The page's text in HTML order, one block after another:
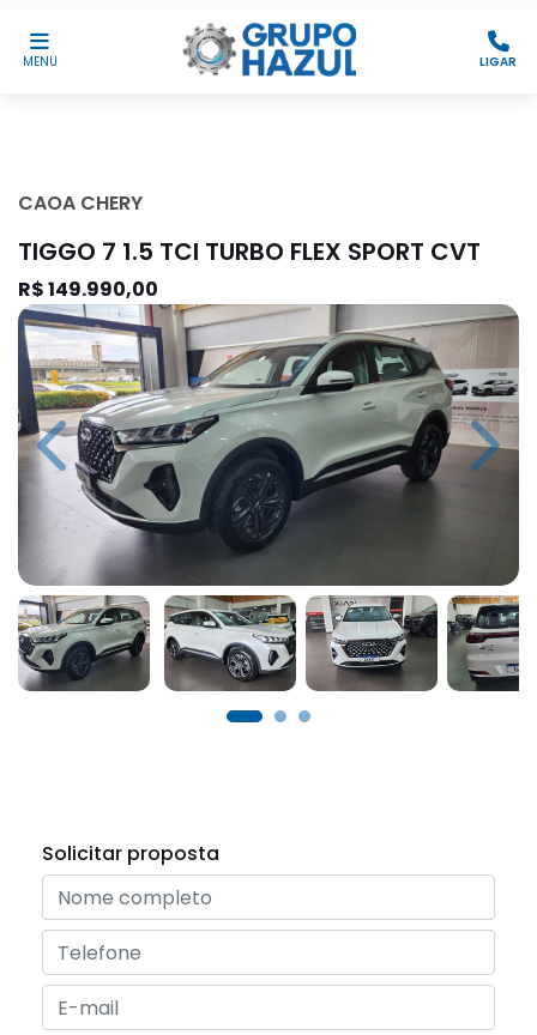
MENU LIGAR
CAOA CHERY
TIGGO 7 1.5 TCI TURBO FLEX SPORT CVT
R$ 149.990,00
Previous Next
Solicitar proposta